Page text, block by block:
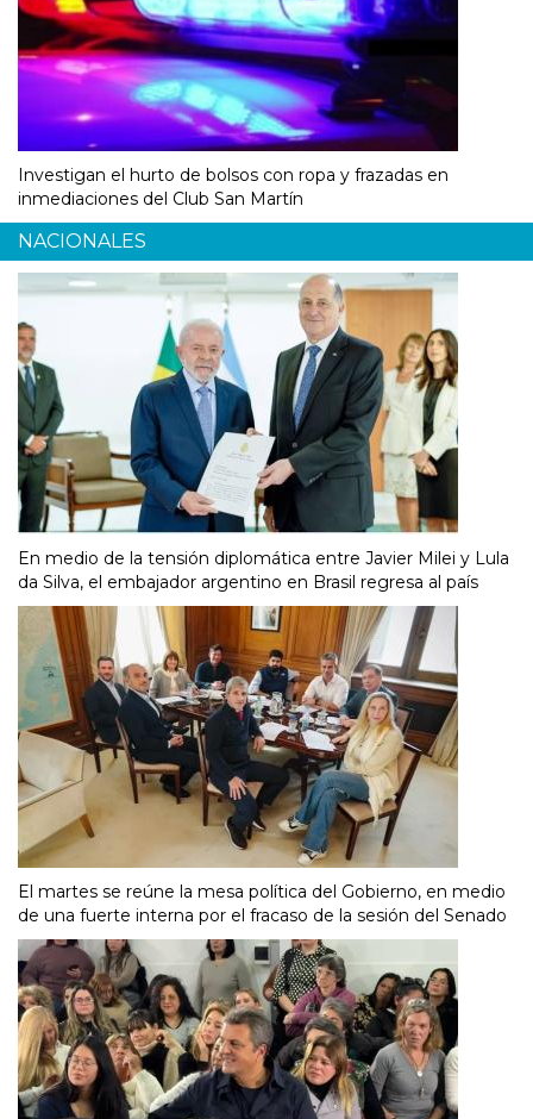
Investigan el hurto de bolsos con ropa y frazadas en
inmediaciones del Club San Martín
NACIONALES
En medio de la tensión diplomática entre Javier Milei y Lula
da Silva, el embajador argentino en Brasil regresa al país
El martes se reúne la mesa política del Gobierno, en medio
de una fuerte interna por el fracaso de la sesión del Senado